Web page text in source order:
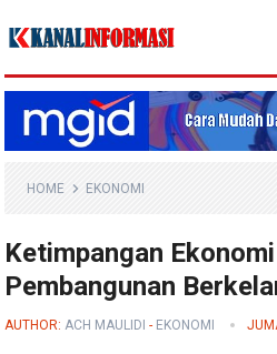
Blog Kanal Info
HOME EKONOMI
Ketimpangan
Pembangunan
AUTHOR:ACH MAULIDI - EKONOMI